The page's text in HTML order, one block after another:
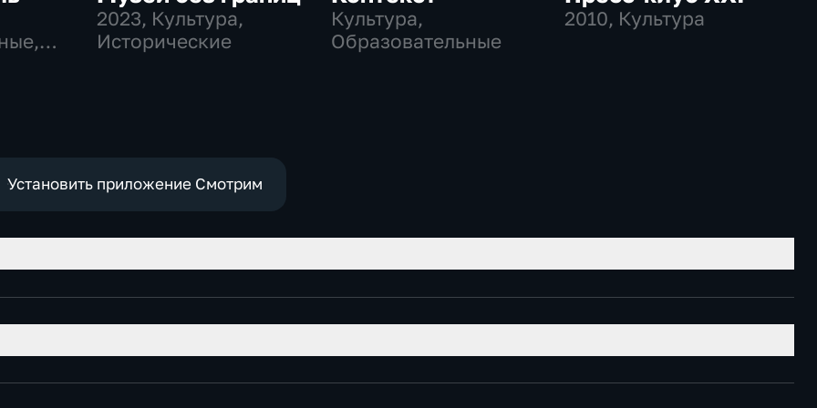
2023, Культура,
Исторические
Культура,
Образовательные
2010, Культура
Установить приложение Смотрим